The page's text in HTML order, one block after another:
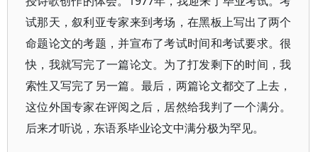
试那天，叙利亚专家来到考场，在黑板上写出了两个
命题论文的考题，并宣布了考试时间和考试要求。很
快，我就写完了一篇论文。为了打发剩下的时间，我
索性又写完了另一篇。最后，两篇论文都交了上去，
这位外国专家在评阅之后，居然给我判了一个满分。
后来才听说，东语系毕业论文中满分极为罕见。